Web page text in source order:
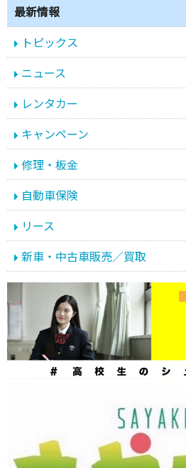
最新情報
トピックス
ニュース
レンタカー
キャンペーン
修理・板金
自動車保険
リース
新車・中古車販売／買取